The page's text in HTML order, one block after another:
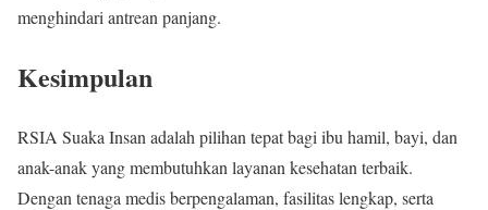
menghindari antrean panjang.
Kesimpulan
RSIA Suaka Insan adalah pilihan tepat bagi ibu hamil, bayi, dan
anak-anak yang membutuhkan layanan kesehatan terbaik.
Dengan tenaga medis berpengalaman, fasilitas lengkap, serta